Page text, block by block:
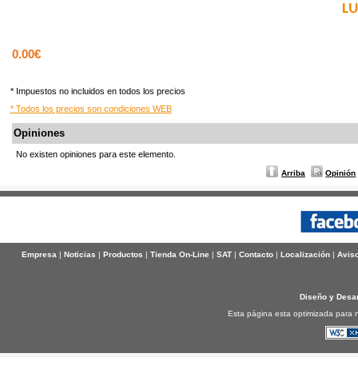
0.00€
* Impuestos no incluidos en todos los precios
* Todos los precios son condiciones WEB
Opiniones
No existen opiniones para este elemento.
Arriba Opinión
Empresa| Noticias | Productos | Tienda On-Line | SAT| Contacto| Localización|
Diseño y
Esta página esta optimizada para